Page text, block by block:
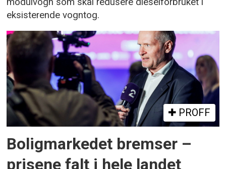
eksisterende vogntog.
PROFF
Boligmarkedet bremser –
prisene falt i hele landet